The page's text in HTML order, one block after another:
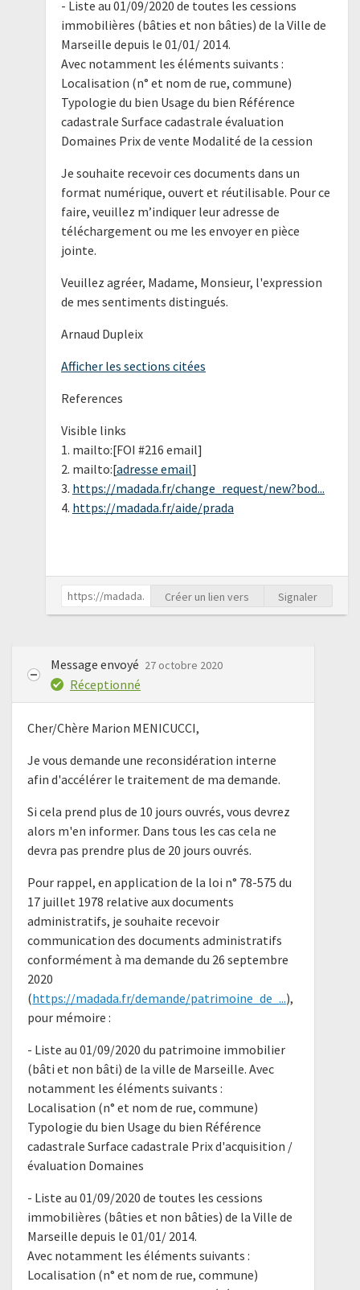
- Liste au 01/09/2020 de toutes les cessions
immobilières (bâties et non bâties) de la Ville de
Marseille depuis le 01/01/ 2014.
Avec notamment les éléments suivants :
Localisation (n° et nom de rue, commune)
Typologie du bien Usage du bien Référence
cadastrale Surface cadastrale évaluation
Domaines Prix de vente Modalité de la cession
Je souhaite recevoir ces documents dans un
format numérique, ouvert et réutilisable. Pour ce
faire, veuillez m’indiquer leur adresse de
téléchargement ou me les envoyer en pièce
jointe.
Veuillez agréer, Madame, Monsieur, l'expression
de mes sentiments distingués.
Arnaud Dupleix
Afficher les sections citées
References
Visible links
1. mailto:[FOI #216 email]
2. mailto:[adresse email]
3. https://madada.fr/change_request/new?bod...
4. https://madada.fr/aide/prada
Créer un lien vers Signaler
Message envoyé 27 octobre 2020
Réceptionné
Cher/Chère Marion MENICUCCI,
Je vous demande une reconsidération interne
afin d'accélérer le traitement de ma demande.
Si cela prend plus de 10 jours ouvrés, vous devrez
alors m'en informer. Dans tous les cas cela ne
devra pas prendre plus de 20 jours ouvrés.
Pour rappel, en application de la loi n° 78-575 du
17 juillet 1978 relative aux documents
administratifs, je souhaite recevoir
communication des documents administratifs
conformément à ma demande du 26 septembre
2020
(https://madada.fr/demande/patrimoine_de_...),
pour mémoire :
- Liste au 01/09/2020 du patrimoine immobilier
(bâti et non bâti) de la ville de Marseille. Avec
notamment les éléments suivants :
Localisation (n° et nom de rue, commune)
Typologie du bien Usage du bien Référence
cadastrale Surface cadastrale Prix d'acquisition /
évaluation Domaines
- Liste au 01/09/2020 de toutes les cessions
immobilières (bâties et non bâties) de la Ville de
Marseille depuis le 01/01/ 2014.
Avec notamment les éléments suivants :
Localisation (n° et nom de rue, commune)